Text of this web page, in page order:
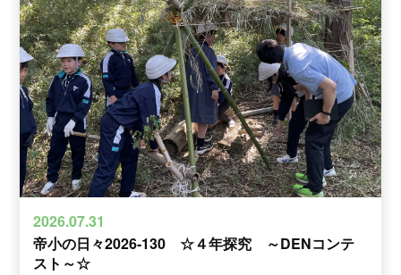
2026.07.31
帝小の日々2026-130 ☆４年探究 ～DENコンテ
スト～☆